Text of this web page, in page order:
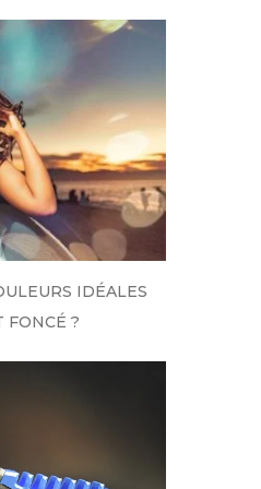
IDÉALES
FONCÉ ?